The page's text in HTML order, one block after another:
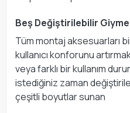
Beş Değiştirilebilir
Tüm montaj aksesuarları
kullanıcı konforunu
veya farklı bir kullanım
istediğiniz zaman
çeşitli boyutlar sunan